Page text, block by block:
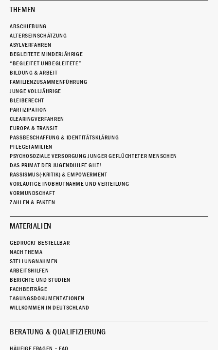
THEMEN
ABSCHIEBUNG
ALTERSEINSCHÄTZUNG
ASYLVERFAHREN
BEGLEITETE MINDERJÄHRIGE
“BEGLEITET UNBEGLEITETE”
BILDUNG & ARBEIT
FAMILIENZUSAMMENFÜHRUNG
JUNGE VOLLJÄHRIGE
BLEIBERECHT
PARTIZIPATION
CLEARINGVERFAHREN
EUROPA & TRANSIT
PASSBESCHAFFUNG & IDENTITÄTSKLÄRUNG
PFLEGEFAMILIEN
PSYCHOSOZIALE VERSORGUNG JUNGER GEFLÜCHTETER MENSCHEN
DAS PRIMAT DER JUGENDHILFE GILT!
RASSISMUS(-KRITIK) & EMPOWERMENT
VORLÄUFIGE INOBHUTNAHME UND VERTEILUNG
VORMUNDSCHAFT
ZAHLEN & FAKTEN
MATERIALIEN
GEDRUCKT BESTELLBAR
NACH THEMA
STELLUNGNAHMEN
ARBEITSHILFEN
BERICHTE UND STUDIEN
FACHBEITRÄGE
TAGUNGSDOKUMENTATIONEN
WILLKOMMEN IN DEUTSCHLAND
BERATUNG & QUALIFIZIERUNG
HÄUFIGE FRAGEN – FAQ